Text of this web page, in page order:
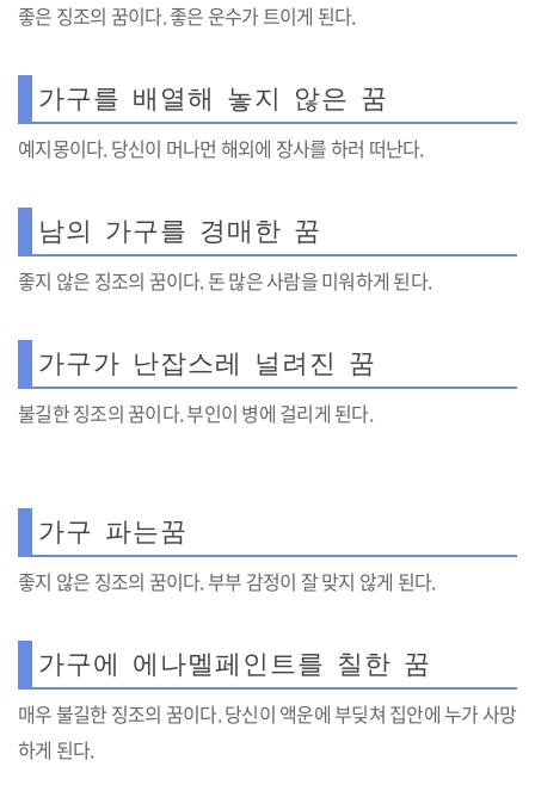
좋은 징조의 꿈이다. 좋은 운수가 트이게 된다.
가구를 배열해 놓지 않은 꿈
예지몽이다. 당신이 머나먼 해외에 장사를 하러 떠난다.
남의 가구를 경매한 꿈
좋지 않은 징조의 꿈이다. 돈 많은 사람을 미워하게 된다.
가구가 난잡스레 널려진 꿈
불길한 징조의 꿈이다. 부인이 병에 걸리게 된다.
가구 파는꿈
좋지 않은 징조의 꿈이다. 부부 감정이 잘 맞지 않게 된다.
가구에 에나멜페인트를 칠한 꿈
매우 불길한 징조의 꿈이다. 당신이 액운에 부딪쳐 집안에 누가 사망
하게 된다.